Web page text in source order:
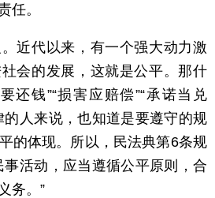
任。
代以来，有一个强大动力激
会的发展，这就是公平。那什
还钱”“损害应赔偿”“承诺当兑
的人来说，也知道是要遵守的规
的体现。所以，民法典第6条规
事活动，应当遵循公平原则，合
务。”